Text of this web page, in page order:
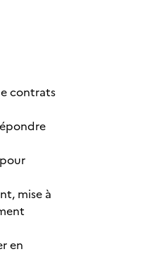
contrats
mise à
en